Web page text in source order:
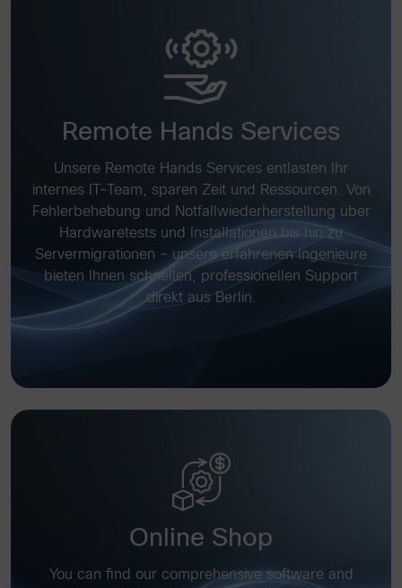
Remote Hands Services
Unsere Remote Hands Services entlasten Ihr
internes IT-Team, sparen Zeit und Ressourcen. Von
Fehlerbehebung und Notfallwiederherstellung über
Hardwaretests und Installationen bis hin zu
Servermigrationen – unsere erfahrenen Ingenieure
bieten Ihnen schnellen, professionellen Support
direkt aus Berlin.
Online Shop
You can find our comprehensive software and